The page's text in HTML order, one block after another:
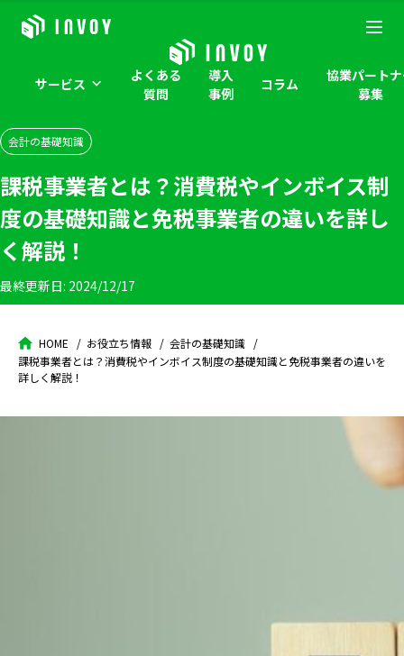
サービス
よくある
質問
導入
事例
コラム
協業パート
募集
会計の基礎知識
課税事業者とは？消費税やインボイス制
度の基礎知識と免税事業者の違いを詳し
く解説！
最終更新日: 2024/12/17
HOME お役立ち情報
会計の基礎知識
課税事業者とは？消費税やインボイス制度の基礎知識と免税事業者の違いを
詳しく解説！